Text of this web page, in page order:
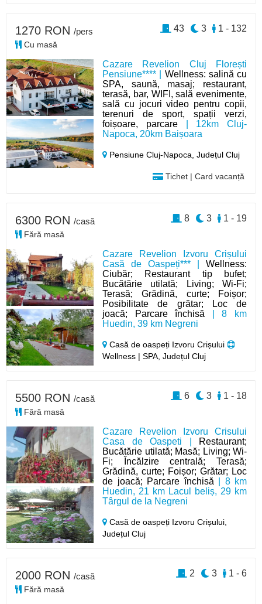
Cazare Revelion Cluj Florești
Pensiune**** | Wellness: salină cu
SPA, saună, masaj; restaurant,
terasă, bar, WIFI, sală evenimente,
sală cu jocuri video pentru copii,
terenuri de sport, spații verzi,
foișoare, parcare| 12km Cluj-
Napoca, 20km Baișoara
Pensiune Cluj-Napoca,Județul Cluj
Tichet | Card vacanță
1270 RON /pers
Cu masă
1 - 132
3
43
Cazare Revelion Izvoru Crișului
Casă de Oaspeți*** | Wellness:
Ciubăr; Restaurant tip bufet;
Bucătărie utilată; Living; Wi-Fi;
Terasă; Grădină, curte; Foișor;
Posibilitate de grătar; Loc de
joacă; Parcare închisă | 8 km
Huedin, 39 km Negreni
Casă de oaspeți Izvoru Crișului
Wellness | SPA, Județul Cluj
6300 RON /casă
Fără masă
1 - 19
3
8
Cazare Revelion Izvoru Crisului
Casa de Oaspeti |
Restaurant;
Bucătărie utilată; Masă; Living; Wi-
Fi; Încălzire centrală; Terasă;
Grădină, curte; Foișor; Grătar; Loc
de joacă; Parcare închisă | 8 km
Huedin, 21 km Lacul beliș, 29 km
Târgul de la Negreni
Casă de oaspeți Izvoru Crișului,
Județul Cluj
5500 RON /casă
Fără masă
1 - 18
3
6
2000 RON /casă
Fără masă
1 - 6
3
2